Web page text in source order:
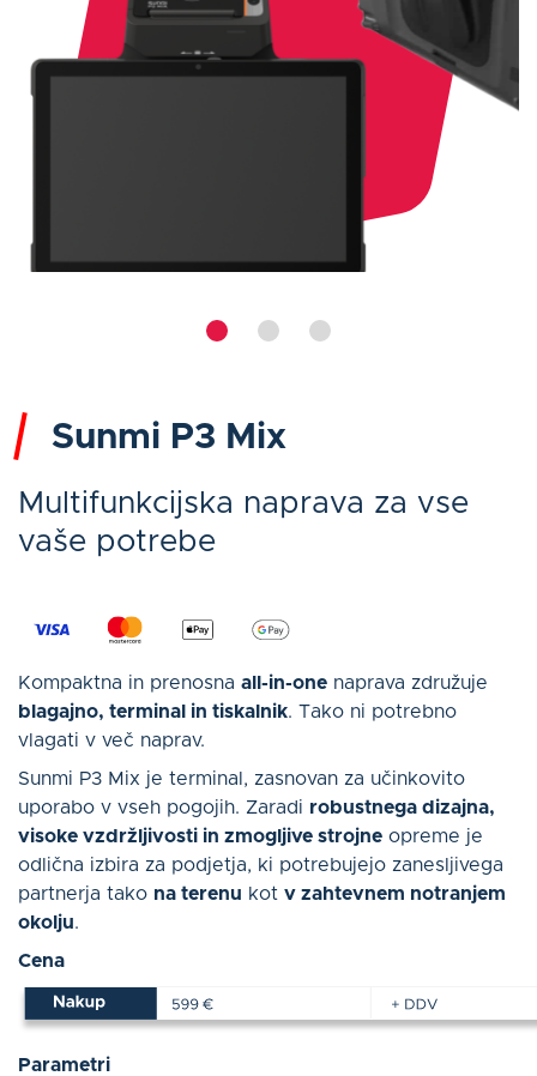
Sunmi P3 Mix
Multifunkcijska naprava za vse
vaše potrebe
Kompaktna in prenosna all-in-one naprava združuje
blagajno, terminal in tiskalnik. Tako ni potrebno
vlagati v več naprav.
Sunmi P3 Mix je terminal, zasnovan za učinkovito
uporabo v vseh pogojih. Zaradi robustnega dizajna,
visoke vzdržljivosti in zmogljive strojne opreme je
odlična izbira za podjetja, ki potrebujejo zanesljivega
partnerja tako na terenu kot v zahtevnem notranjem
okolju.
Cena
Parametri